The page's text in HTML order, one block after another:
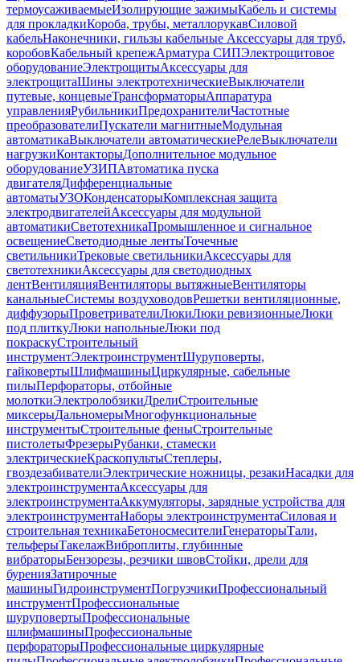
термоусаживаемыеИзолирующие зажимыКабель и системы
для прокладкиКороба, трубы, металлорукавСиловой
кабельНаконечники, гильзы кабельные Аксессуары для труб,
коробовКабельный крепежАрматура СИПЭлектрощитовое
оборудованиеЭлектрощитыАксессуары для
электрощитаШины электротехническиеВыключатели
путевые, концевыеТрансформаторыАппаратура
управленияРубильникиПредохранителиЧастотные
преобразователиПускатели магнитныеМодульная
автоматикаВыключатели автоматическиеРелеВыключатели
нагрузкиКонтакторыДополнительное модульное
оборудованиеУЗИПАвтоматика пуска
двигателяДифференциальные
автоматыУЗОКонденсаторыКомплексная защита
электродвигателейАксессуары для модульной
автоматикиСветотехникаПромышленное и сигнальное
освещениеСветодиодные лентыТочечные
светильникиТрековые светильникиАксессуары для
светотехникиАксессуары для светодиодных
лентВентиляцияВентиляторы вытяжныеВентиляторы
канальныеСистемы воздуховодовРешетки вентиляционные,
диффузорыПроветривателиЛюкиЛюки ревизионныеЛюки
под плиткуЛюки напольныеЛюки под
покраскуСтроительный
инструментЭлектроинструментШуруповерты,
гайковертыШлифмашиныЦиркулярные, сабельные
пилыПерфораторы, отбойные
молоткиЭлектролобзикиДрелиСтроительные
миксерыДальномерыМногофункциональные
инструментыСтроительные феныСтроительные
пистолетыФрезерыРубанки, стамески
электрическиеКраскопультыСтеплеры,
гвоздезабивателиЭлектрические ножницы, резакиНасадки для
электроинструментаАксессуары для
электроинструментаАккумуляторы, зарядные устройства для
электроинструментаНаборы электроинструментаСиловая и
строительная техникаБетоносмесителиГенераторыТали,
тельферыТакелажВиброплиты, глубинные
вибраторыБензорезы, резчики швовСтойки, дрели для
буренияЗатирочные
машиныГидроинструментПогрузчикиПрофессиональный
инструментПрофессиональные
шуруповертыПрофессиональные
шлифмашиныПрофессиональные
перфораторыПрофессиональные циркулярные